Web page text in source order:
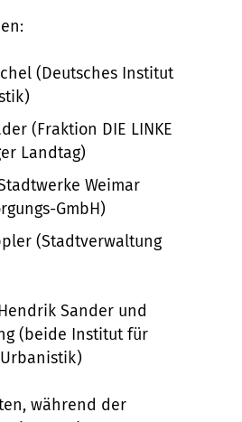
(Deutsches Institut
(Fraktion DIE LINKE
Landtag)
Weimar
GmbH)
(Stadtverwaltung
Sander und
(beide Institut für
während der